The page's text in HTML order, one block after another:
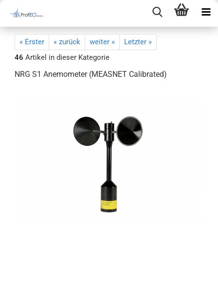
« Erster « zurück weiter »
Letzter »
46 Artikel in dieser Kategorie
NRG S1 Anemometer (MEASNET Calibrated)